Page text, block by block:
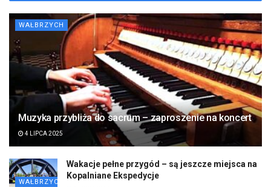
WAŁBRZYCH
Muzyka przybliża do sacrum – zaproszenie na koncert
4 LIPCA 2025
WAŁBRZYCH
Wakacje pełne przygód – są jeszcze miejsca na
Kopalniane Ekspedycje